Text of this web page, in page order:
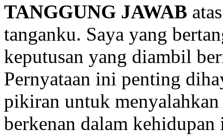
TANGGUNG JAWAB
tanganku. Saya yang
keputusan yang diambil
Pernyataan ini penting
pikiran untuk
berkenan dalam kehidupan